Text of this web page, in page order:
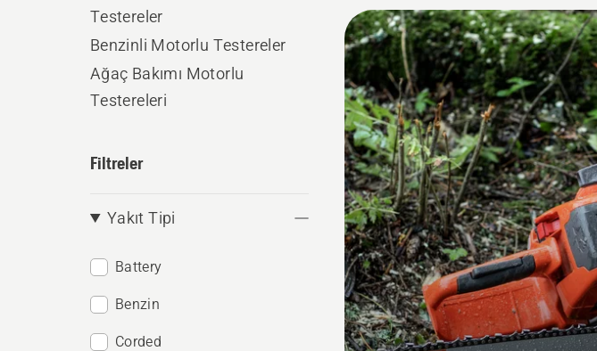
Testereler
Benzinli Motorlu Testereler
Ağaç Bakımı Motorlu
Testereleri
Filtreler
Yakıt Tipi
Battery
Benzin
Corded
sunmaya hazırdır
All
products